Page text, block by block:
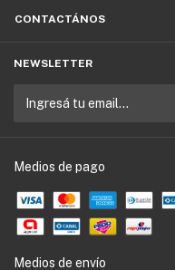
CONTACTÁNOS
NEWSLETTER
Medios de pago
Medios de envío